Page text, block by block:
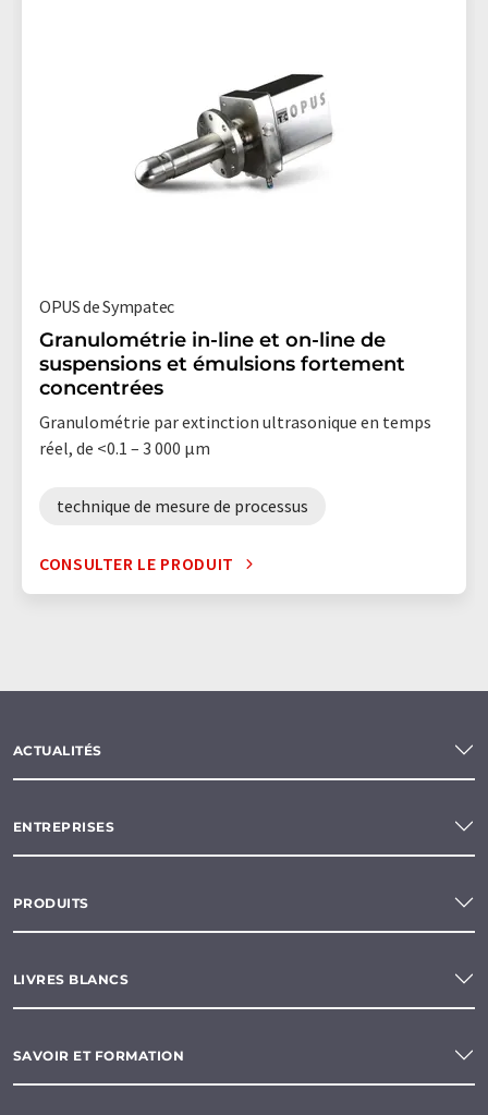
OPUS de Sympatec
Granulométrie in-line et on-line de
suspensions et émulsions fortement
concentrées
Granulométrie par extinction ultrasonique en temps
réel, de <0.1 – 3 000 µm
technique de mesure de processus
CONSULTER LE PRODUIT
ACTUALITÉS
ENTREPRISES
PRODUITS
LIVRES BLANCS
SAVOIR ET FORMATION